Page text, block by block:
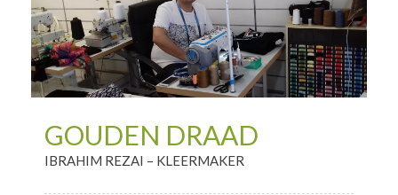
GOUDEN DRAAD
IBRAHIM REZAI – KLEERMAKER